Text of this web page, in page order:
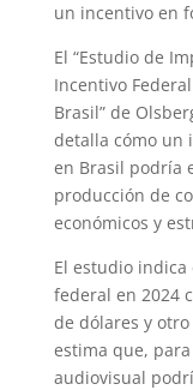
un incentivo en
El “Estudio de
Incentivo
Brasil” de
detalla cómo un
en Brasil podría
producción de
económicos y
El estudio
federal en 2024
de dólares y
estima que,
audiovisual